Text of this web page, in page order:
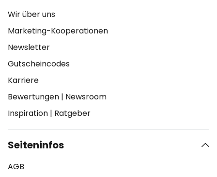
Wir über uns
Marketing-Kooperationen
Newsletter
Gutscheincodes
Karriere
Bewertungen | Newsroom
Inspiration | Ratgeber
Seiteninfos
AGB